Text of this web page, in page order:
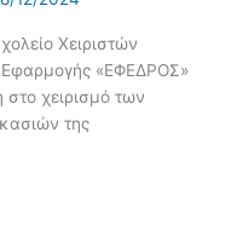
Χειριστών
Εφαρμογής «ΕΦΕΔΡΟΣ»
χειρισμό των
της